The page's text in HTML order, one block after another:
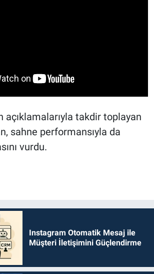
açıklamalarıyla takdir toplayan
sahne performansıyla da
vurdu.
Instagram Otomatik Mesaj ile
Müşteri İletişimini Güçlendirme